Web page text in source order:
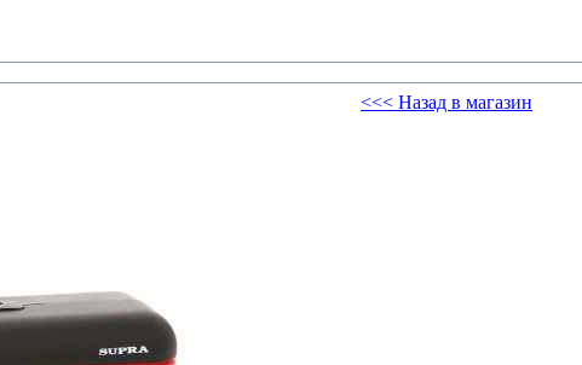
<<< Назад в магазин